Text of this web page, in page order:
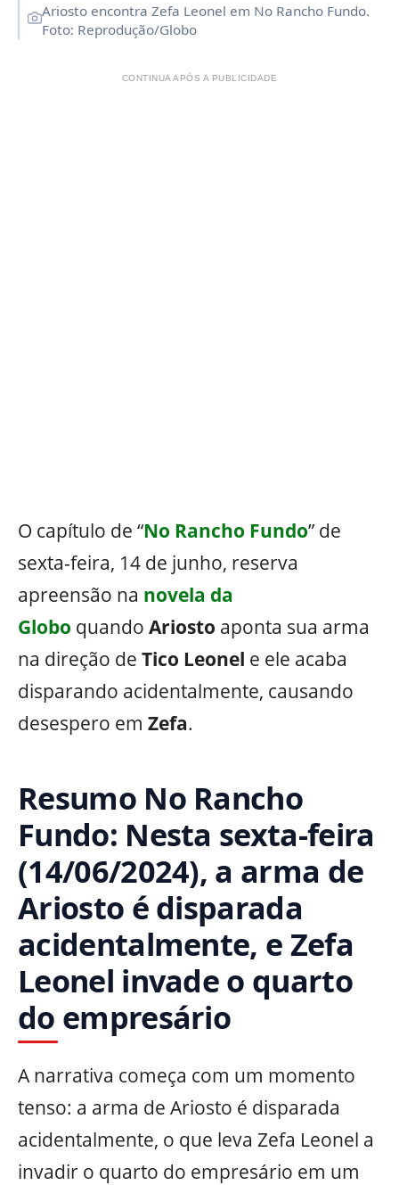
Ariosto encontra Zefa Leonel em No Rancho Fundo.
Foto: Reprodução/Globo
CONTINUA APÓS A PUBLICIDADE
O capítulo de “No Rancho Fundo” de
sexta-feira, 14 de junho, reserva
apreensão na novela da
Globo quando Ariosto aponta sua arma
na direção de Tico Leonel e ele acaba
disparando acidentalmente, causando
desespero em Zefa.
Resumo No Rancho
Fundo: Nesta sexta-feira
(14/06/2024), a arma de
Ariosto é disparada
acidentalmente, e Zefa
Leonel invade o quarto
do empresário
A narrativa começa com um momento
tenso: a arma de Ariosto é disparada
acidentalmente, o que leva Zefa Leonel a
invadir o quarto do empresário em um